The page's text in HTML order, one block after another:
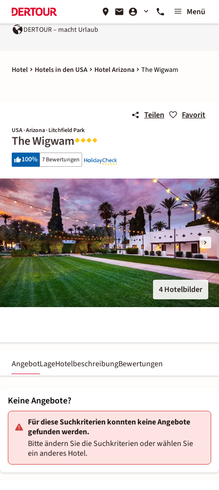
Menü
DERTOUR – macht Urlaub
Hotel Hotels in den USA Hotel Arizona The Wigwam
Teilen Favorit
USA · Arizona · Litchfield Park
The Wigwam
100% 7 Bewertungen
4 Hotelbilder
AngebotLageHotelbeschreibungBewertungen
Keine Angebote?
Für diese Suchkriterien konnten keine Angebote
gefunden werden.
Bitte ändern Sie die Suchkriterien oder wählen Sie
ein anderes Hotel.